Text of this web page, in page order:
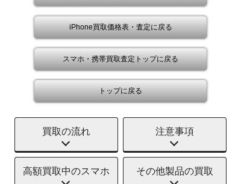
iPhone買取価格表・査定に戻る
スマホ・携帯買取査定トップに戻る
トップに戻る
買取の流れ 注意事項
高額買取中のスマホ その他製品の買取